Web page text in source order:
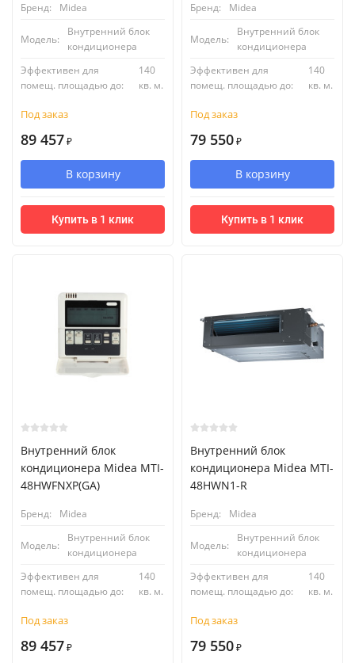
Бренд: Midea
Модель:
Внутренний блок
кондиционера
Эффективен для
помещ. площадью до:
140
кв. м.
Под заказ
89 457 ₽
В корзину
Купить в 1 клик
Бренд: Midea
Модель:
Внутренний блок
кондиционера
Эффективен для
помещ. площадью до:
140
кв. м.
Под заказ
79 550 ₽
В корзину
Купить в 1 клик
Внутренний блок
кондиционера Midea MTI-
48HWFNXP(GA)
Бренд: Midea
Модель:
Внутренний блок
кондиционера
Эффективен для
помещ. площадью до:
140
кв. м.
Под заказ
89 457 ₽
Внутренний блок
кондиционера Midea MTI-
48HWN1-R
Бренд: Midea
Модель:
Внутренний блок
кондиционера
Эффективен для
помещ. площадью до:
140
кв. м.
Под заказ
79 550 ₽